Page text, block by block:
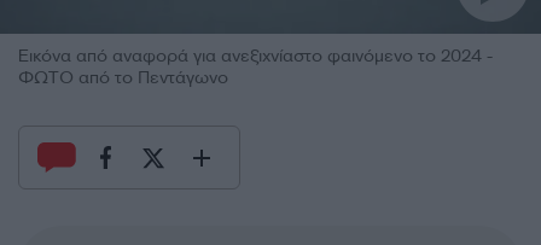
Εικόνα από αναφορά για ανεξιχνίαστο φαινόμενο το 2024 -
ΦΩΤΟ από το Πεντάγωνο